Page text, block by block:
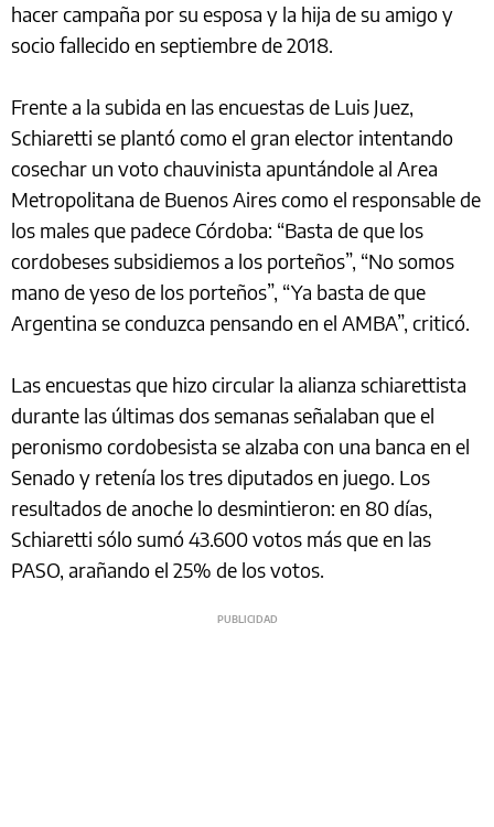
hacer campaña por su esposa y la hija de su amigo y
socio fallecido en septiembre de 2018.
Frente a la subida en las encuestas de Luis Juez,
Schiaretti se plantó como el gran elector intentando
cosechar un voto chauvinista apuntándole al Area
Metropolitana de Buenos Aires como el responsable de
los males que padece Córdoba: “Basta de que los
cordobeses subsidiemos a los porteños”, “No somos
mano de yeso de los porteños”, “Ya basta de que
Argentina se conduzca pensando en el AMBA”, criticó.
Las encuestas que hizo circular la alianza schiarettista
durante las últimas dos semanas señalaban que el
peronismo cordobesista se alzaba con una banca en el
Senado y retenía los tres diputados en juego. Los
resultados de anoche lo desmintieron: en 80 días,
Schiaretti sólo sumó 43.600 votos más que en las
PASO, arañando el 25% de los votos.